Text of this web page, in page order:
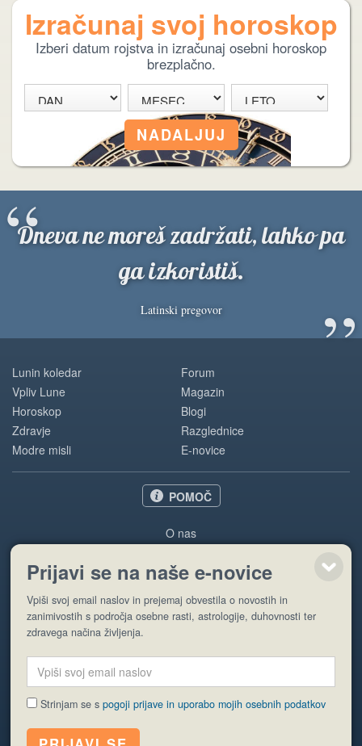
Izračunaj svoj horoskop
Izberi datum rojstva in izračunaj osebni horoskop
brezplačno.
Dneva ne moreš zadržati, lahko pa
ga izkoristiš.
Latinski pregovor ”
“
Lunin koledar
Vpliv Lune
Horoskop
Zdravje
Modre misli
Forum
Magazin
Blogi
Razglednice
E-novice
POMOČ
O nas
Pogoji uporabe
Pošlji stran
Prijavi se na naše e-novice
Vpiši svoj email naslov in prejemaj obvestila o novostih in
zanimivostih s področja osebne rasti, astrologije, duhovnosti ter
zdravega načina življenja.
Strinjam se spogoji prijave in uporabo mojih osebnih podatkov